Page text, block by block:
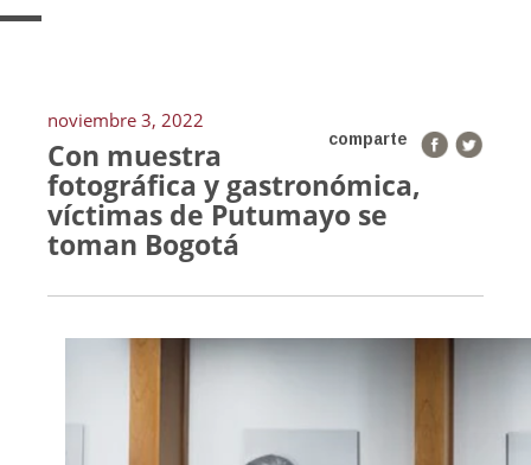
noviembre 3, 2022
comparte
Con muestra
fotográfica y gastronómica,
víctimas de Putumayo se
toman Bogotá